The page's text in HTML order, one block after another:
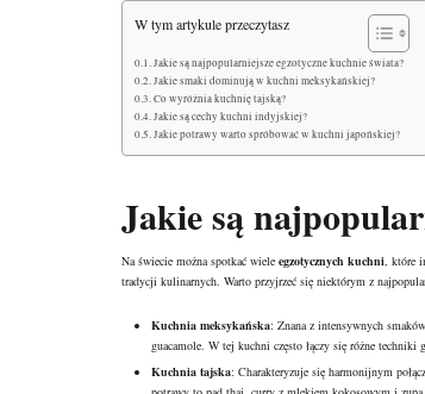
W tym artykule przeczytasz
Jakie są najpopularniejsze egzotyczne kuchnie świata?
Jakie smaki dominują w kuchni meksykańskiej?
Co wyróżnia kuchnię tajską?
Jakie są cechy kuchni indyjskiej?
Jakie potrawy warto spróbować w kuchni japońskiej?
Jakie są
Na świecie można spotkać wiele egzotycznych kuchni, które
tradycji kulinarnych. Warto przyjrzeć się niektórym z
Kuchnia meksykańska: Znana z intensywnych
guacamole. W tej kuchni często łączy się różne
Kuchnia tajska: Charakteryzuje się harmonijnym